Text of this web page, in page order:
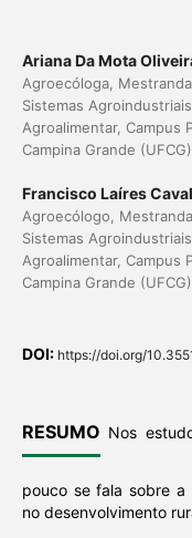
Ariana Da Mota
Agroecóloga,
Sistemas
Agroalimentar, Campus
Campina Grande (UFCG)
Francisco Laíres
Agroecólogo,
Sistemas
Agroalimentar, Campus
Campina Grande (UFCG)
DOI: https://doi.org/
RESUMO Nos
pouco se fala sobre a
no desenvolvimento